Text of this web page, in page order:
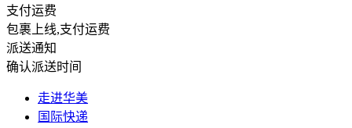
支付运费
包裹上线,支付运费
派送通知
确认派送时间
走进华美
国际快递